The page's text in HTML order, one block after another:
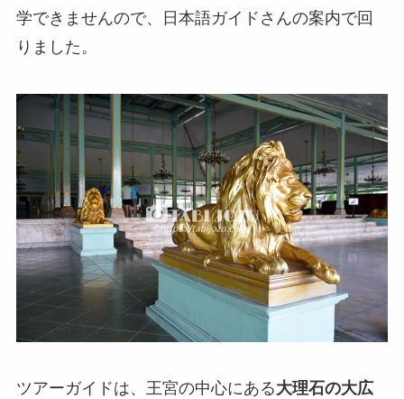
学できませんので、日本語ガイドさんの案内で回
りました。
ツアーガイドは、王宮の中心にある大理石の大広